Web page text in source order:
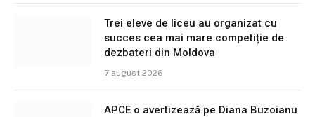
Trei eleve de liceu au organizat cu
succes cea mai mare competiție de
dezbateri din Moldova
7 august 2026
APCE o avertizează pe Diana Buzoianu